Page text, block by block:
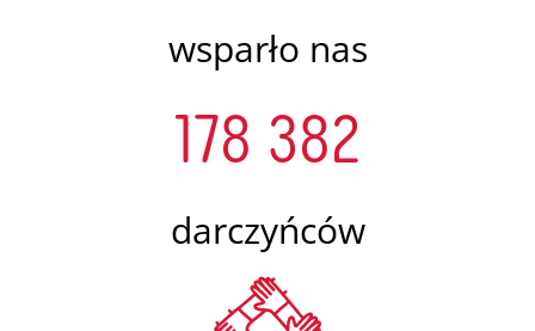
wsparło nas
178 382
darczyńców